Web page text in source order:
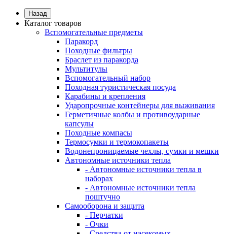
Назад
Каталог товаров
Вспомогательные предметы
Паракорд
Походные фильтры
Браслет из паракорда
Мультитулы
Вспомогательный набор
Походная туристическая посуда
Карабины и крепления
Ударопрочные контейнеры для выживания
Герметичные колбы и противоударные
капсулы
Походные компасы
Термосумки и термокопакеты
Водонепроницаемые чехлы, сумки и мешки
Автономные источники тепла
- Автономные источники тепла в
наборах
- Автономные источники тепла
поштучно
Самооборона и защита
- Перчатки
- Очки